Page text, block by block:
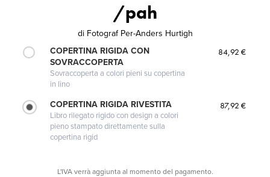
/pah
di Fotograf Per-Anders Hurtigh
COPERTINA RIGIDA CON
SOVRACCOPERTA
Sovraccoperta a colori pieni su copertina
in lino
84,92 €
COPERTINA RIGIDA RIVESTITA
Libro rilegato rigido con design a colori
pieno stampato direttamente sulla
copertina rigid
87,92 €
L'IVA verrà aggiunta al momento del pagamento.